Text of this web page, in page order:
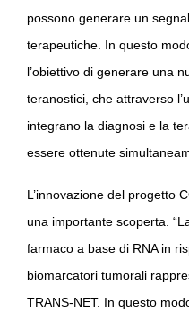
possono generare un
terapeutiche. In questo
l’obiettivo di generare una
teranostici, che attraverso
integrano la diagnosi e la
essere ottenute
L’innovazione del progetto
una importante scoperta.
farmaco a base di RNA in
biomarcatori tumorali
TRANS-NET. In questo